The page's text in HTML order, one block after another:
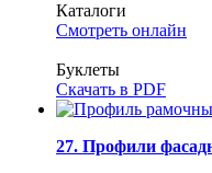
Каталоги
Смотреть онлайн
Буклеты
Скачать в PDF
27. Профили